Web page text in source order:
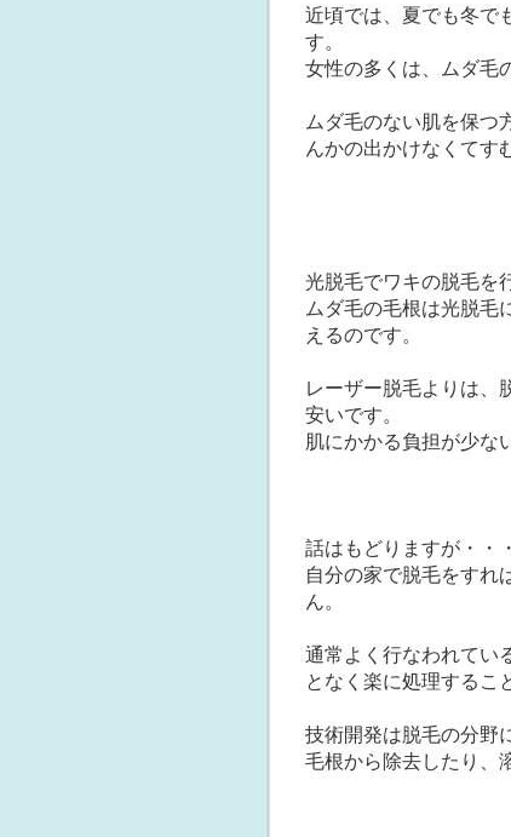
近頃では、夏でも冬で
す。
女性の多くは、ムダ毛
ムダ毛のない肌を保つ
んかの出かけなくてす
光脱毛でワキの脱毛を
ムダ毛の毛根は光脱毛
えるのです。
レーザー脱毛よりは、
安いです。
肌にかかる負担が少な
話はもどりますが・・・
自分の家で脱毛をすれ
ん。
通常よく行なわれてい
となく楽に処理するこ
技術開発は脱毛の分野
毛根から除去したり、